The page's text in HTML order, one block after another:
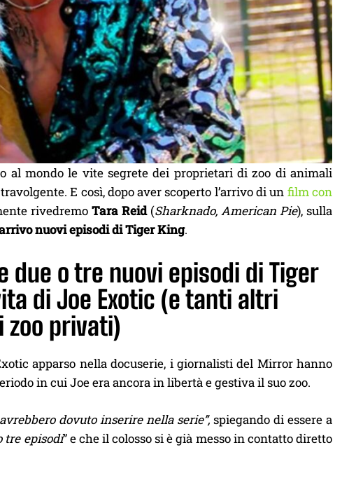
al mondo le vite segrete dei proprietari di zoo di animali
E così, dopo aver scoperto l’arrivo di un film con
rivedremoTara Reid (Sharknado, American Pie), sulla
nuovi episodi di Tiger King.
o tre nuovi episodi di Tiger
di Joe Exotic (e tanti altri
privati)
apparso nella docuserie, i giornalisti del Mirror hanno
in cui Joe era ancora in libertà e gestiva il suo zoo.
dovuto inserire nella serie”, spiegando di essere a
tre episodi” e che il colosso si è già messo in contatto diretto